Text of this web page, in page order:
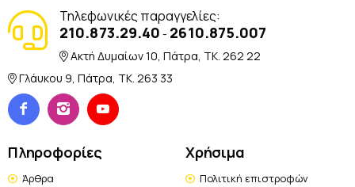
Τηλεφωνικές παραγγελίες:
210.873.29.40 - 2610.875.007
Ακτή Δυμαίων 10, Πάτρα, TK. 262 22
Γλάυκου 9, Πάτρα, TK. 263 33
Πληροφορίες
Άρθρα
Χρήσιμα
Πολιτική επιστροφών